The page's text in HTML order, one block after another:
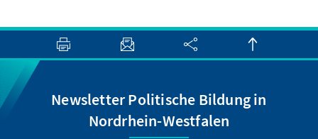
Newsletter Politische Bildung in
Nordrhein-Westfalen